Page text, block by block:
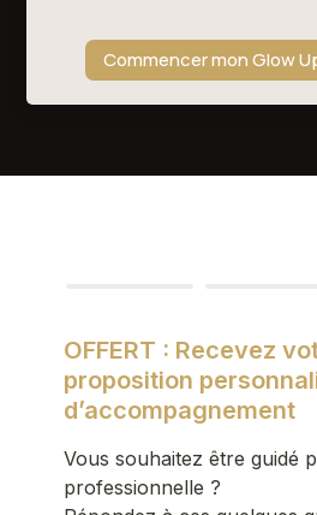
Commencer mon Glow